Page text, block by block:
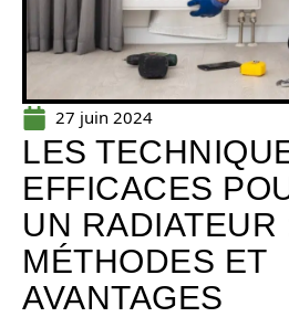
27 juin 2024
LES
EFFICACES
UN RADIATEUR
MÉTHODES ET
AVANTAGES